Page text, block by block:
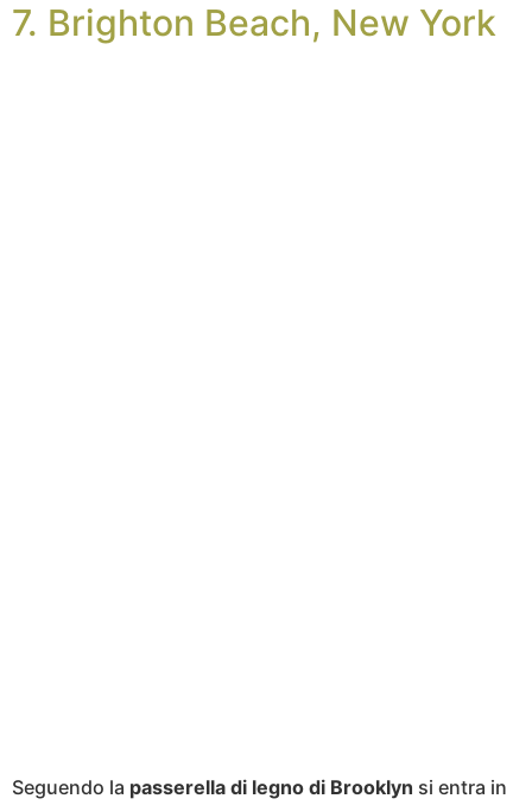
7. Brighton Beach, New York
Seguendo la passerella di legno di Brooklyn si entra in